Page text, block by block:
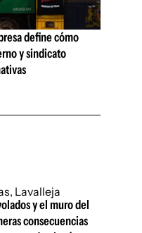
define cómo
y sindicato
y el muro del
consecuencias